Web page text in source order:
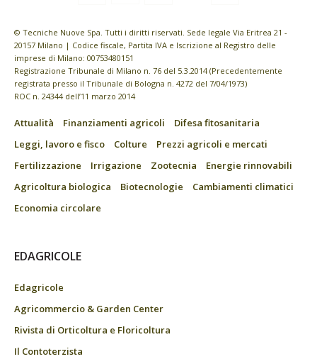
© Tecniche Nuove Spa. Tutti i diritti riservati. Sede legale Via Eritrea 21 -
20157 Milano | Codice fiscale, Partita IVA e Iscrizione al Registro delle
imprese di Milano: 00753480151
Registrazione Tribunale di Milano n. 76 del 5.3.2014 (Precedentemente
registrata presso il Tribunale di Bologna n. 4272 del 7/04/1973)
ROC n. 24344 dell’11 marzo 2014
Attualità Finanziamenti agricoli
Difesa fitosanitaria
Leggi, lavoro e fisco
Colture
Prezzi agricoli e mercati
Fertilizzazione
Irrigazione Zootecnia
Energie rinnovabili
Agricoltura biologica
Biotecnologie
Cambiamenti climatici
Economia circolare
EDAGRICOLE
Edagricole
Agricommercio & Garden Center
Rivista di Orticoltura e Floricoltura
Il Contoterzista